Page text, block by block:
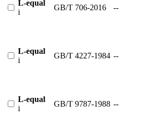
L-equal
i
GB/T 706-2016 --
L-equal
i
GB/T 4227-1984 --
L-equal
i
GB/T 9787-1988 --